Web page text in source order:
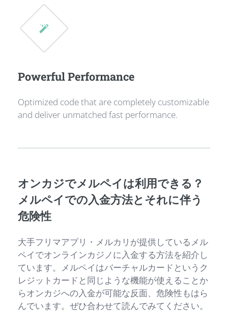
Powerful Performance
Optimized code that are completely customizable
and deliver unmatched fast performance.
オンカジでメルペイは利用できる？
メルペイでの入金方法とそれに伴う
危険性
大手フリマアプリ・メルカリが提供しているメル
ペイでオンラインカジノに入金する方法を紹介し
ています。メルペイはバーチャルカードというク
レジットカードと同じような機能が使えることか
らオンカジへの入金が可能な反面、危険性もはら
んでいます。ぜひ合わせて読んでみてください。